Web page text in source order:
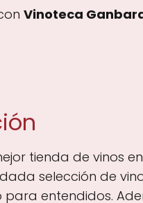
Vinoteca
tienda de vinos en
selección de
entendidos.